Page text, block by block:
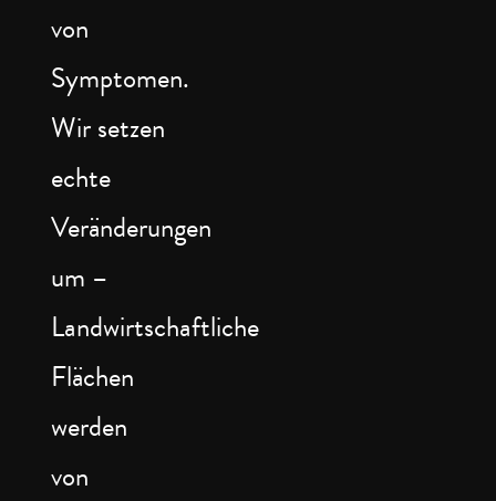
von
Symptomen.
Wir setzen
echte
Veränderungen
um –
Landwirtschaftliche
Flächen
werden
von